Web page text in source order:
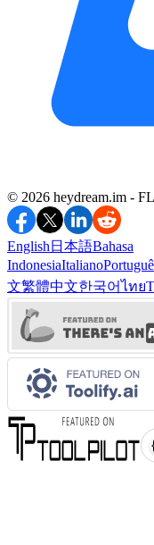
©️ 2026 heydream.im -
English 日本語Bahasa
IndonesiaItaliano
文繁體中文한국어ไทย